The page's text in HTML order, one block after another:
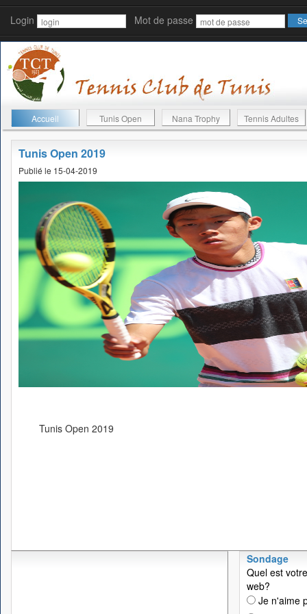
Login Mot de passe
Accueil Tunis Open Nana Trophy Tennis Adultes
Tunis Open 2019
Publié le 15-04-2019
Tunis Open 2019
Sondage
Quel est
web?
Je n'aime